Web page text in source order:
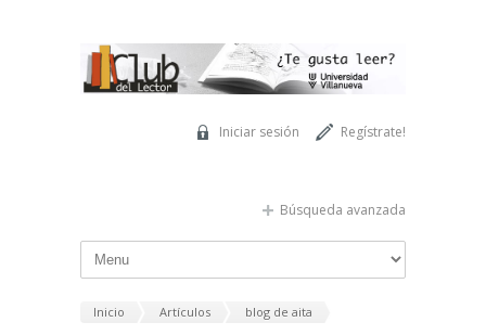
Regístrate!
Iniciar sesión
Búsqueda avanzada
Inicio Artículos blog de aita